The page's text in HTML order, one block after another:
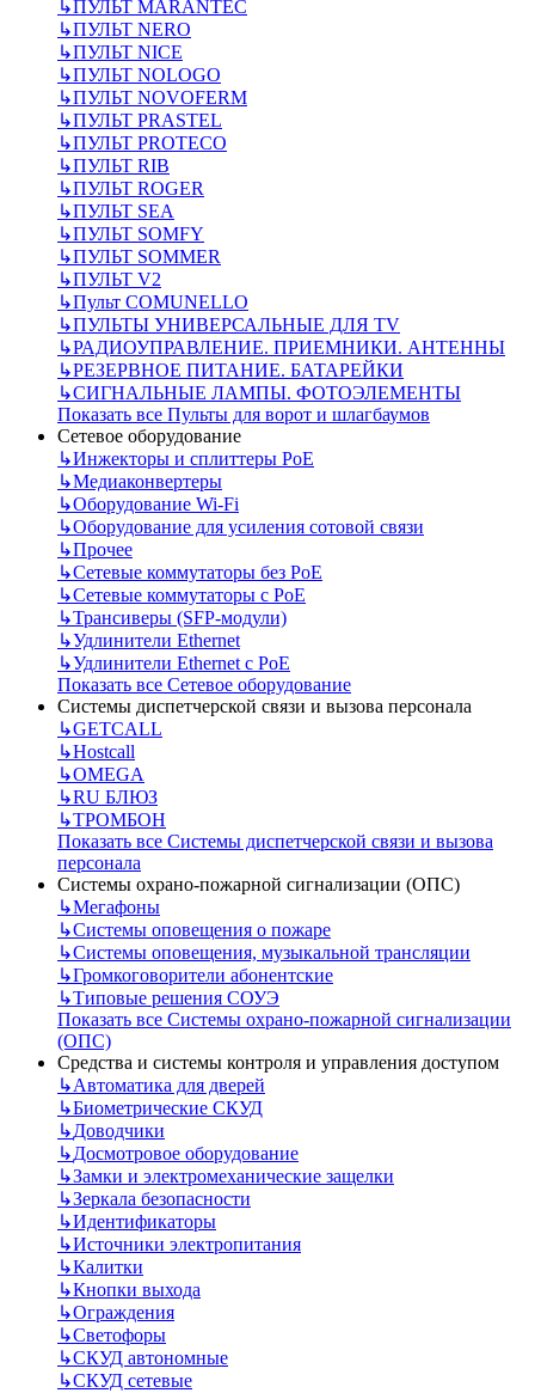
↳ПУЛЬТ MARANTEC
↳ПУЛЬТ NERO
↳ПУЛЬТ NICE
↳ПУЛЬТ NOLOGO
↳ПУЛЬТ NOVOFERM
↳ПУЛЬТ PRASTEL
↳ПУЛЬТ PROTECO
↳ПУЛЬТ RIB
↳ПУЛЬТ ROGER
↳ПУЛЬТ SEA
↳ПУЛЬТ SOMFY
↳ПУЛЬТ SOMMER
↳ПУЛЬТ V2
↳Пульт СOMUNELLO
↳ПУЛЬТЫ УНИВЕРСАЛЬНЫЕ ДЛЯ TV
↳РАДИОУПРАВЛЕНИЕ. ПРИЕМНИКИ. АНТЕННЫ
↳РЕЗЕРВНОЕ ПИТАНИЕ. БАТАРЕЙКИ
↳СИГНАЛЬНЫЕ ЛАМПЫ. ФОТОЭЛЕМЕНТЫ
Показать все Пульты для ворот и шлагбаумов
Сетевое оборудование
↳Инжекторы и сплиттеры РоЕ
↳Медиаконвертеры
↳Оборудование Wi-Fi
↳Оборудование для усиления сотовой связи
↳Прочее
↳Сетевые коммутаторы без РоЕ
↳Сетевые коммутаторы с РоЕ
↳Трансиверы (SFP-модули)
↳Удлинители Ethernet
↳Удлинители Ethernet с PoE
Показать все Сетевое оборудование
Системы диспетчерской связи и вызова персонала
↳GETCALL
↳Hostcall
↳OMEGA
↳RU БЛЮЗ
↳ТРОМБОН
Показать все Системы диспетчерской связи и вызова
персонала
Системы охрано-пожарной сигнализации (ОПС)
↳Мегафоны
↳Системы оповещения о пожаре
↳Системы оповещения, музыкальной трансляции
↳Громкоговорители абонентские
↳Типовые решения СОУЭ
Показать все Системы охрано-пожарной сигнализации
(ОПС)
Средства и системы контроля и управления доступом
↳Автоматика для дверей
↳Биометрические СКУД
↳Доводчики
↳Досмотровое оборудование
↳Замки и электромеханические защелки
↳Зеркала безопасности
↳Идентификаторы
↳Источники электропитания
↳Калитки
↳Кнопки выхода
↳Ограждения
↳Светофоры
↳СКУД автономные
↳СКУД сетевые